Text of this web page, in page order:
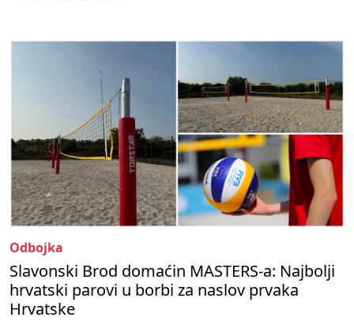
Odbojka
Slavonski Brod domaćin MASTERS-a: Najbolji
hrvatski parovi u borbi za naslov prvaka
Hrvatske